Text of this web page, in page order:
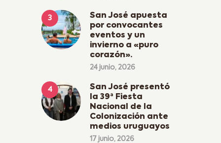
San José apuesta
por convocantes
eventos y un
invierno a «puro
corazón».
24 junio, 2026
San José presentó
la 39ª Fiesta
Nacional de la
Colonización ante
medios uruguayos
17 junio, 2026